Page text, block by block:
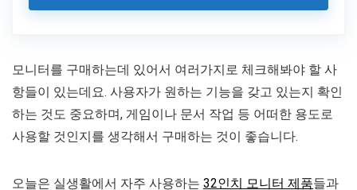
모니터를 구매하는데 있어서 여러가지로 체크해봐야 할 사
항들이 있는데요. 사용자가 원하는 기능을 갖고 있는지 확인
하는 것도 중요하며, 게임이나 문서 작업 등 어떠한 용도로
사용할 것인지를 생각해서 구매하는 것이 좋습니다.
오늘은 실생활에서 자주 사용하는 32인치 모니터 제품들과